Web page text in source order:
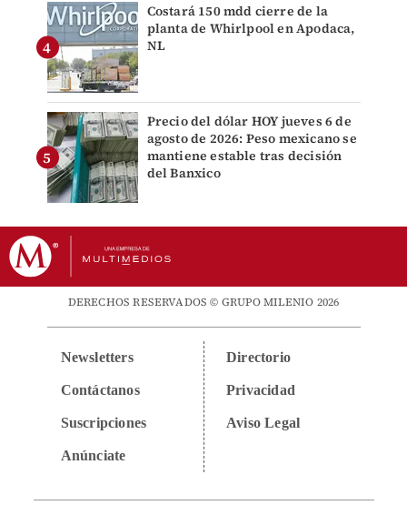
Costará 150 mdd cierre de la
planta de Whirlpool en Apodaca,
NL
Precio del dólar HOY jueves 6 de
agosto de 2026: Peso mexicano se
mantiene estable tras decisión
del Banxico
DERECHOS RESERVADOS © GRUPO MILENIO 2026
Newsletters
Contáctanos
Suscripciones
Anúnciate
Directorio
Privacidad
Aviso Legal